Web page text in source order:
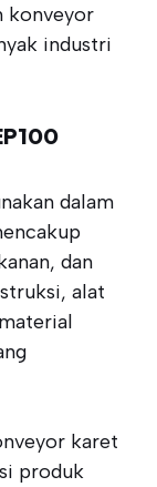
konveyor
industri
dalam
dan
alat
karet
produk